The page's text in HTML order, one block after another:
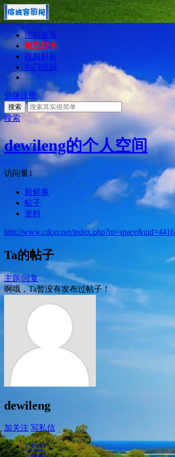
论坛首页
每日打卡
视频解析
热门话题
登录注册
搜索
搜索
dewileng的个人空间
访问量1
新鲜事
帖子
资料
http://www.cdcer.net/index.php?m=space&uid=4416
Ta的帖子
主题|回复
啊哦，Ta暂没有发布过帖子！
dewileng
加关注 写私信
1关注